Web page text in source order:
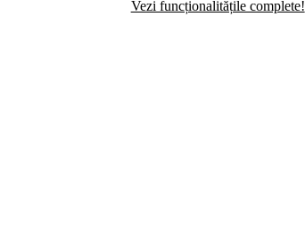
Vezi funcționalitățile complete!